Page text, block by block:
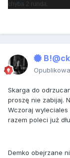
chyba 2 runda.
B!@ck
Skarga do
proszę nie zabijaj.
Wczoraj
razem poleci już
Demko obejrzane